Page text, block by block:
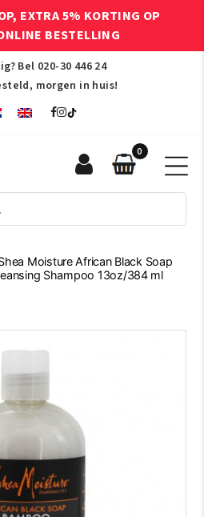
EXTRA 5% KORTING OP
BESTELLING
Bel 020-30 446 24
morgen in huis!
0
Moisture African Black Soap
Shampoo 13oz/384 ml